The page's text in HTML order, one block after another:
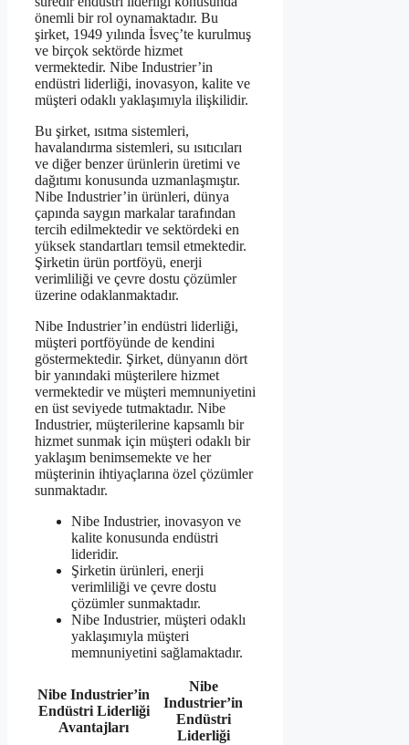
önemli bir rol oynamaktadır. Bu
şirket, 1949 yılında İsveç’te kurulmuş
ve birçok sektörde hizmet
vermektedir. Nibe Industrier’in
endüstri liderliği, inovasyon, kalite ve
müşteri odaklı yaklaşımıyla ilişkilidir.
Bu şirket, ısıtma sistemleri,
havalandırma sistemleri, su ısıtıcıları
ve diğer benzer ürünlerin üretimi ve
dağıtımı konusunda uzmanlaşmıştır.
Nibe Industrier’in ürünleri, dünya
çapında saygın markalar tarafından
tercih edilmektedir ve sektördeki en
yüksek standartları temsil etmektedir.
Şirketin ürün portföyü, enerji
verimliliği ve çevre dostu çözümler
üzerine odaklanmaktadır.
Nibe Industrier’in endüstri liderliği,
müşteri portföyünde de kendini
göstermektedir. Şirket, dünyanın dört
bir yanındaki müşterilere hizmet
vermektedir ve müşteri memnuniyetini
en üst seviyede tutmaktadır. Nibe
Industrier, müşterilerine kapsamlı bir
hizmet sunmak için müşteri odaklı bir
yaklaşım benimsemekte ve her
müşterinin ihtiyaçlarına özel çözümler
sunmaktadır.
Nibe Industrier, inovasyon ve
kalite konusunda endüstri
lideridir.
Şirketin ürünleri, enerji
verimliliği ve çevre dostu
çözümler sunmaktadır.
Nibe Industrier, müşteri odaklı
yaklaşımıyla müşteri
memnuniyetini sağlamaktadır.
Nibe Industrier’in
Endüstri Liderliği
Avantajları
Nibe
Industrier’in
Endüstri
Liderliği